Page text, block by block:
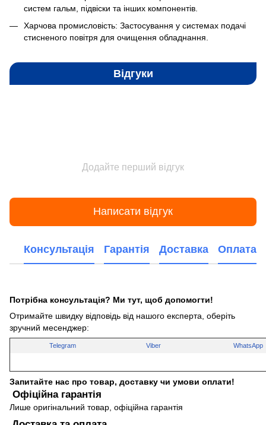
систем гальм, підвіски та інших компонентів.
Харчова промисловість: Застосування у системах подачі
стисненого повітря для очищення обладнання.
Відгуки
Додайте перший відгук
Написати відгук
Консультація Гарантія Доставка Оплата
Потрібна консультація? Ми тут, щоб допомогти!
Отримайте швидку відповідь від нашого експерта, оберіть
зручний месенджер:
Telegram Viber WhatsApp
Запитайте нас про товар, доставку чи умови оплати!
Офіційна гарантія
Лише оригінальний товар, офіційна гарантія